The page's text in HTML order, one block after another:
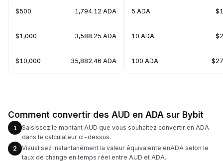
$500 1,794.12 ADA
$1,000 3,588.25 ADA
$10,000 35,882.46 ADA
5 ADA
10 ADA
100 ADA
Comment convertir des AUD en ADA sur Bybit
1
Saisissez le montant AUD que vous souhaitez convertir en ADA
dans le calculateur ci-dessus.
2
Visualisez instantanément la valeur équivalente enADA selon le
taux de change en temps réel entre AUD et ADA.